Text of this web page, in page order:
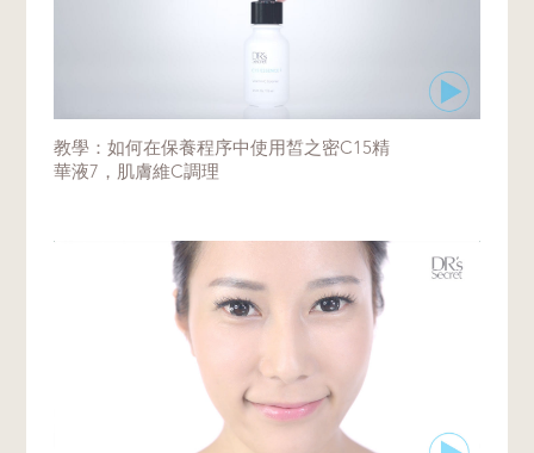
教學：如何在保養程序中使用皙之密C15精
華液7，肌膚維C調理